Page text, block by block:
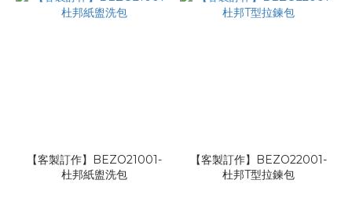
【客製訂作】BEZO21001-
杜邦紙盥洗包
【客製訂作】BEZO22001-
杜邦T型拉鍊包